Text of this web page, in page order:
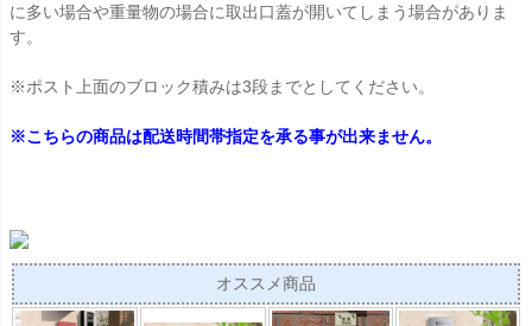
に多い場合や重量物の場合に取出口蓋が開いてしまう場合がありま
す。
※ポスト上面のブロック積みは3段までとしてください。
※こちらの商品は配送時間帯指定を承る事が出来ません。
オススメ商品